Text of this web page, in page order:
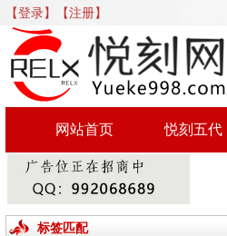
【登录】 【注册】
网站首页 悦刻五代
标签匹配